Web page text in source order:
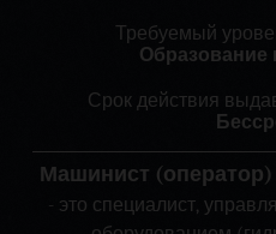
Требуемый
Образование
Срок действия
Машинист
- это специалист,